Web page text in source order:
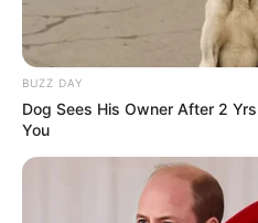
Deixe seu
BUZZ DAY
Dog Sees His Owner After 2
You